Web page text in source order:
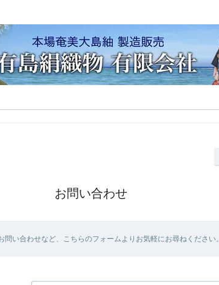
お問い合わせ
い合わせなど、こちらのフォームよりお気軽にお尋ねください。